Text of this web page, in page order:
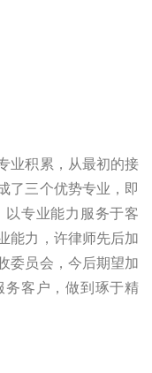
业积累，从最初的接
了三个优势专业，即
专业能力服务于客
能力，许律师先后加
委员会，今后期望加
务客户，做到琢于精